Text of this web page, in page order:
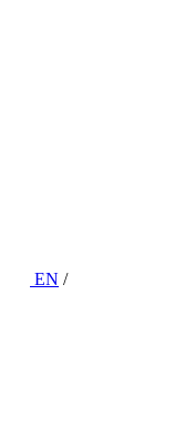
EN /